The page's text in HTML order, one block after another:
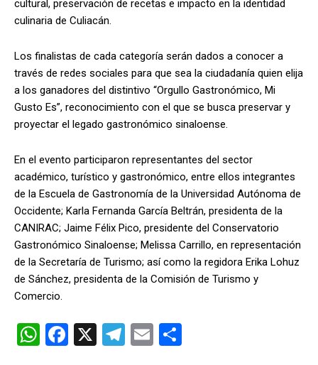
cultural, preservación de recetas e impacto en la identidad
culinaria de Culiacán.
Los finalistas de cada categoría serán dados a conocer a
través de redes sociales para que sea la ciudadanía quien elija
a los ganadores del distintivo “Orgullo Gastronómico, Mi
Gusto Es”, reconocimiento con el que se busca preservar y
proyectar el legado gastronómico sinaloense.
En el evento participaron representantes del sector
académico, turístico y gastronómico, entre ellos integrantes
de la Escuela de Gastronomía de la Universidad Autónoma de
Occidente; Karla Fernanda García Beltrán, presidenta de la
CANIRAC; Jaime Félix Pico, presidente del Conservatorio
Gastronómico Sinaloense; Melissa Carrillo, en representación
de la Secretaría de Turismo; así como la regidora Erika Lohuz
de Sánchez, presidenta de la Comisión de Turismo y
Comercio.
W F
X
T
E